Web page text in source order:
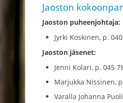
Jaoston
Jaoston puheenjohtaja:
Jyrki Koskinen, p.
Jaoston jäsenet:
Jenni Kolari, p. 045
Marjukka Nissinen,
Varalla Johanna